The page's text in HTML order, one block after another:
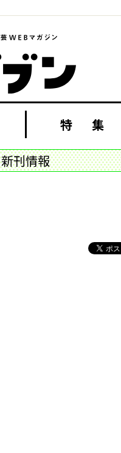
特 集
新刊情報